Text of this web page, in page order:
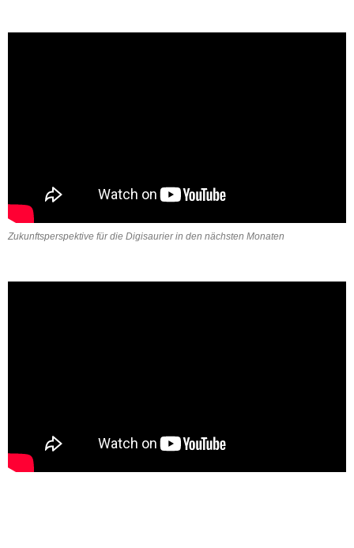
Zukunftsperspektive für die Digisaurier in den nächsten Monaten